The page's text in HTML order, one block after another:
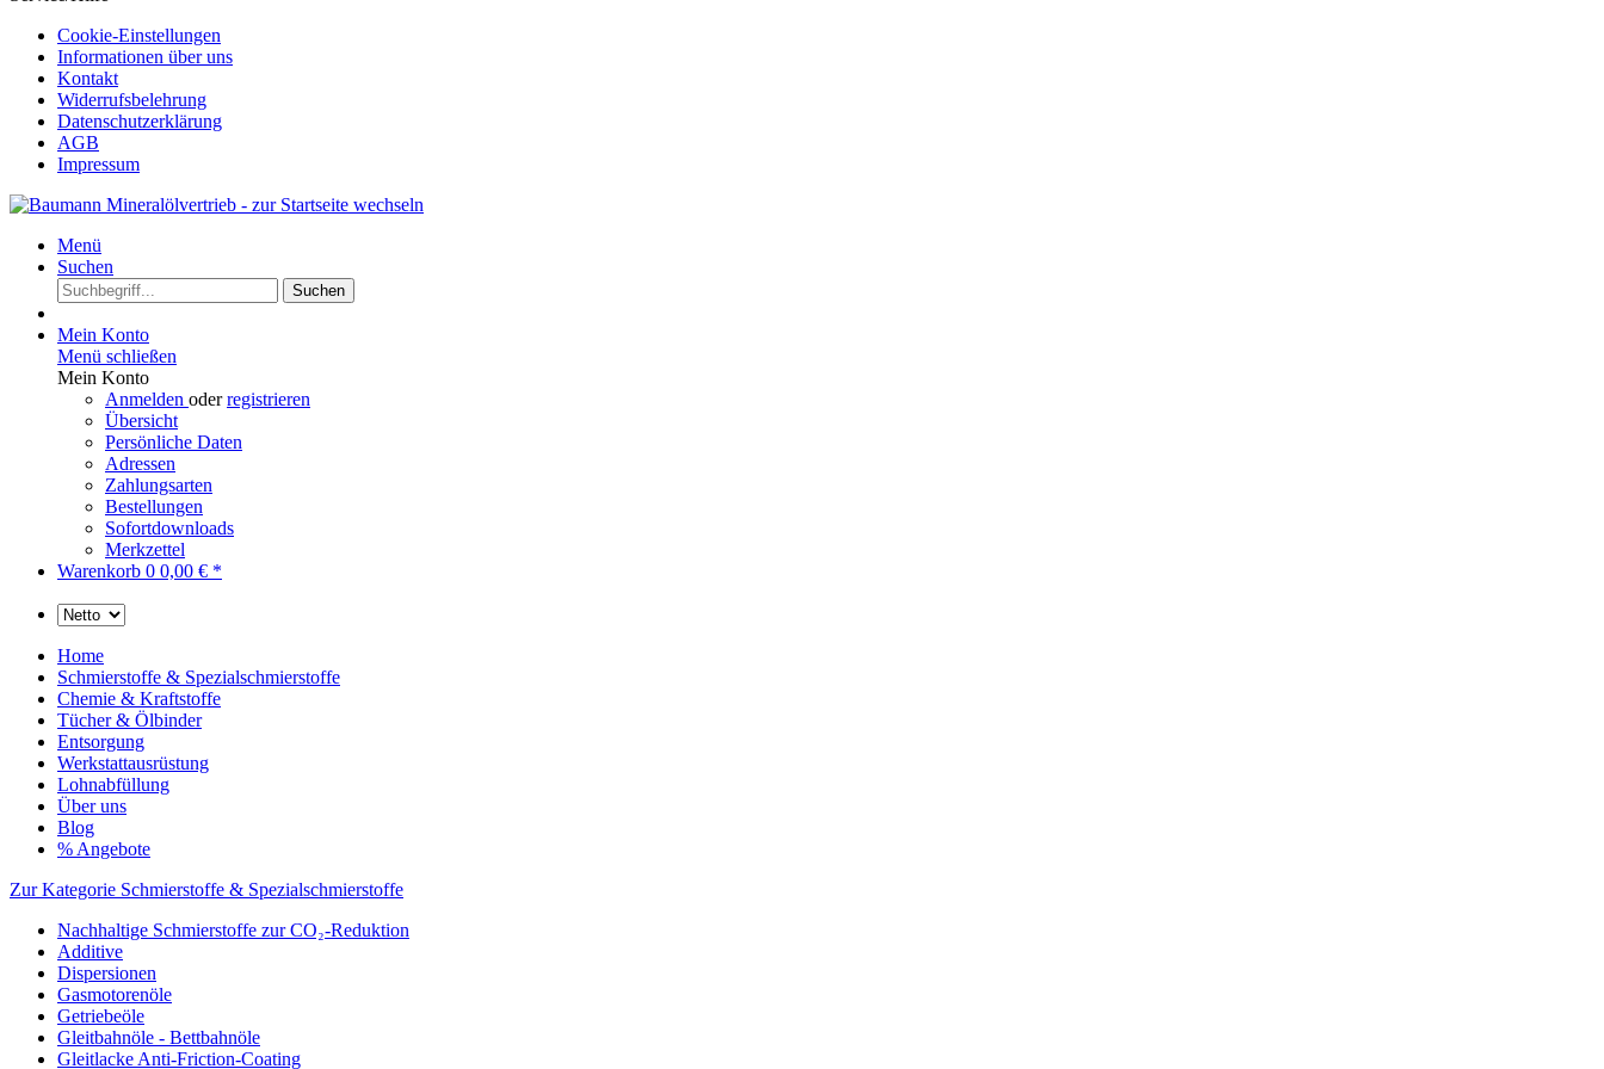
Cookie-Einstellungen
Informationen über uns
Kontakt
Widerrufsbelehrung
Datenschutzerklärung
AGB
Impressum
Menü
Suchen
Suchen
Mein Konto
Menü schließen
Mein Konto
Anmelden oderregistrieren
Übersicht
Persönliche Daten
Adressen
Zahlungsarten
Bestellungen
Sofortdownloads
Merkzettel
Warenkorb 0 0,00 € *
Home
Schmierstoffe & Spezialschmierstoffe
Chemie & Kraftstoffe
Tücher & Ölbinder
Entsorgung
Werkstattausrüstung
Lohnabfüllung
Über uns
Blog
% Angebote
Zur Kategorie Schmierstoffe & Spezialschmierstoffe
Nachhaltige Schmierstoffe zur CO₂-Reduktion
Additive
Dispersionen
Gasmotorenöle
Getriebeöle
Gleitbahnöle - Bettbahnöle
Gleitlacke Anti-Friction-Coating